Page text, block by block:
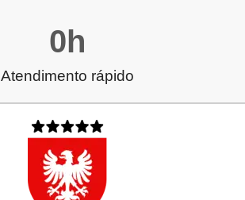
Atendimento rápido
0h